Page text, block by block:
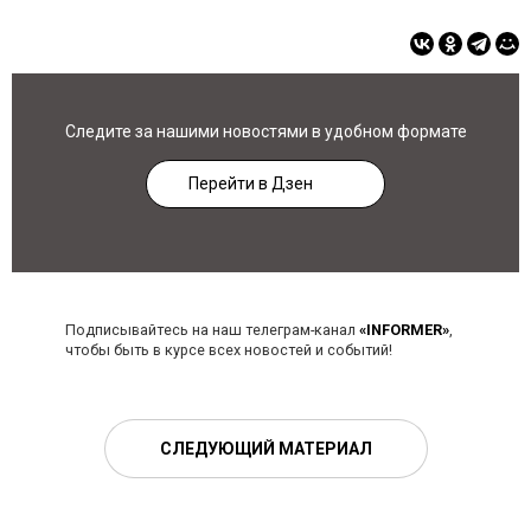
Следите за нашими новостями в удобном формате
Перейти в Дзен
Подписывайтесь на наш телеграм-канал «INFORMER»,
чтобы быть в курсе всех новостей и событий!
СЛЕДУЮЩИЙ МАТЕРИАЛ